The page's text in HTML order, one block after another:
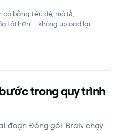
có bằng tiêu đề, mô tả,
tốt hơn — không upload lại
trong quy trình
đoạn Đóng gói. Braiv chạy